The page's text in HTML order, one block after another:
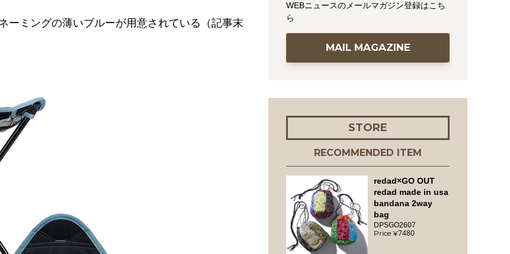
ーミングの薄いブルーが用意されている（記事末
WEBニュースのメールマガジン登録はこち
ら
MAIL MAGAZINE
STORE
RECOMMENDED ITEM
redad×GO OUT
redad made in usa
bandana 2way
bag
DPSGO2607
7480